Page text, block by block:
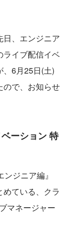
日、エンジニア
ライブ配信イベ
、6月25日(土)
ので、お知らせ
ーション 特
ジニア編』
ている、クラ
マネージャー